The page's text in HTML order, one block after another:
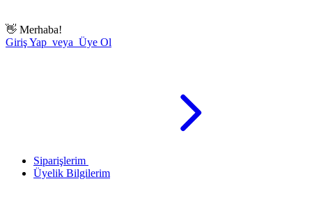
👋 Merhaba!
Giriş Yap veya Üye Ol
Siparişlerim
Üyelik Bilgilerim